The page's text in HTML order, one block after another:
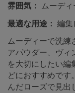
雰囲気： ムーデ
最適な用途： 編集
ムーディーで洗練
アパウダー、ヴィ
を大切にしたい編
どにおすすめです
んだローズで見出